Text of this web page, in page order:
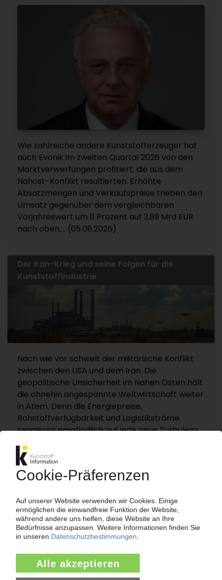
Wie zahlreiche andere Kunststofferzeuger hat
auch Evonik im zweiten Quartal 2026 von den
Marktverwerfungen profitiert, die aus dem
Nahost-Konflikt resultierten. Erhöhte
Absatzmengen und Verkaufspreise trieben den
Umsatz gegenüber dem vergleichbaren
Vorjahreswert um 11 Prozent auf 3,89 Mrd EUR
nach oben,... (05.08.2026)
Der Iran-Krieg und seine Folgen für die
Kunststoffindustrie
Nach wie vor schwelt der militärische Konflikt
zwischen den USA und dem Iran. Die
geopolitische Unsicherheit im Nahen Osten hält
die ohnehin angespannte Weltwirtschaft weiter
in Atem. Denn die Energiepreise,
Rohstoffverfügbarkeit und Logistikströme
reagieren empfindlich auf jede neue Turbulenz.
KI – Kunststoff Information dokumentiert und
analysiert die für die Polymermärkte
entscheidenden Entwicklungen rund um die
Themenseite „Nahost-Konflikt“.
Zur Themenseite...
Nachrichten
LANXESS